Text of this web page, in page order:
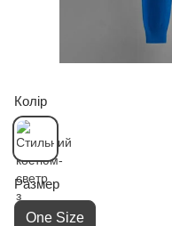
Колір
Размер
One Size